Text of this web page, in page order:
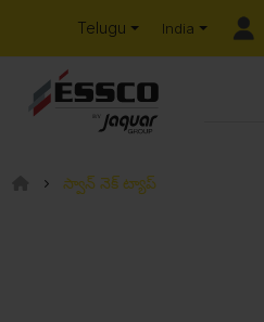
Telugu India
స్వాన్ నెక్ ట్యాప్